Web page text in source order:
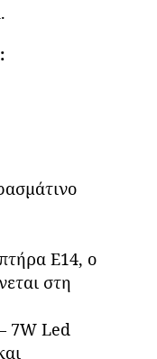
Ε14, ο
στη
7W Led